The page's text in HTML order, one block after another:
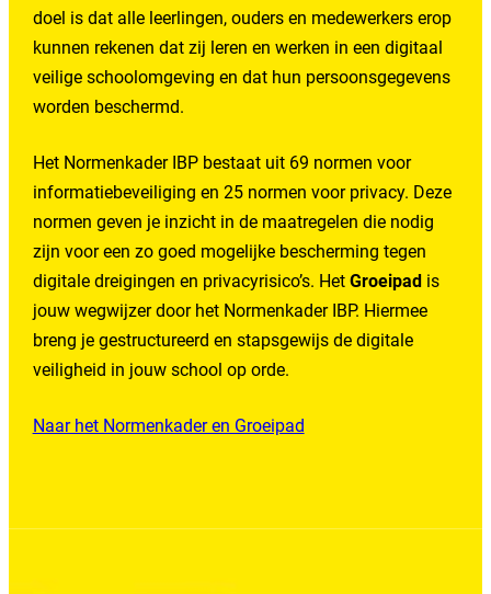
doel is dat alle leerlingen, ouders en medewerkers erop
kunnen rekenen dat zij leren en werken in een digitaal
veilige schoolomgeving en dat hun persoonsgegevens
worden beschermd.
Het Normenkader IBP bestaat uit 69 normen voor
informatiebeveiliging en 25 normen voor privacy. Deze
normen geven je inzicht in de maatregelen die nodig
zijn voor een zo goed mogelijke bescherming tegen
digitale dreigingen en privacyrisico’s. Het Groeipadis
jouw wegwijzer door het Normenkader IBP. Hiermee
breng je gestructureerd en stapsgewijs de digitale
veiligheid in jouw school op orde.
Naar het Normenkader en Groeipad